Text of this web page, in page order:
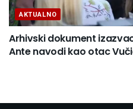
AKTUALNO
Arhivski dokument
Ante navodi kao otac